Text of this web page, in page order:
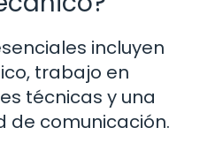
incluyen
trabajo en
técnicas y una
de comunicación.